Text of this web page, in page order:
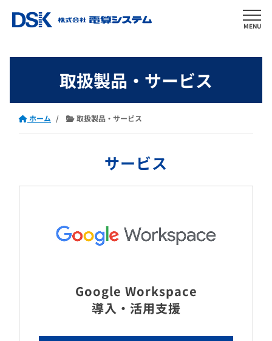
MENU
取扱製品・サービス
ホーム 取扱製品・サービス
サービス
Google Workspace
導入・活用支援